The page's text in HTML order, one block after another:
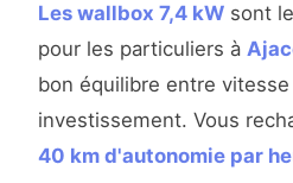
Les wallbox 7,4 kW sont
pour les particuliers à
bon équilibre entre
investissement. Vous
40 km d'autonomie par